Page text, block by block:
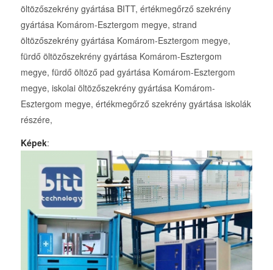
öltözőszekrény gyártása BITT, értékmegőrző szekrény
gyártása Komárom-Esztergom megye, strand
öltözőszekrény gyártása Komárom-Esztergom megye,
fürdő öltözőszekrény gyártása Komárom-Esztergom
megye, fürdő öltöző pad gyártása Komárom-Esztergom
megye, iskolai öltözőszekrény gyártása Komárom-
Esztergom megye, értékmegőrző szekrény gyártása iskolák
részére,
Képek: